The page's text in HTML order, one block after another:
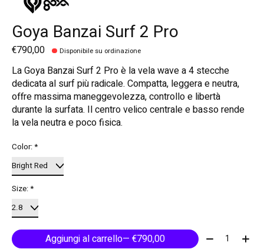
Goya Banzai Surf 2 Pro
€790,00 Disponibile su ordinazione
La Goya Banzai Surf 2 Pro è la vela wave a 4 stecche
dedicata al surf più radicale. Compatta, leggera e neutra,
offre massima maneggevolezza, controllo e libertà
durante la surfata. Il centro velico centrale e basso rende
la vela neutra e poco fisica.
Color:*
Size:*
Aggiungi al carrello — €790,00 Quantità: